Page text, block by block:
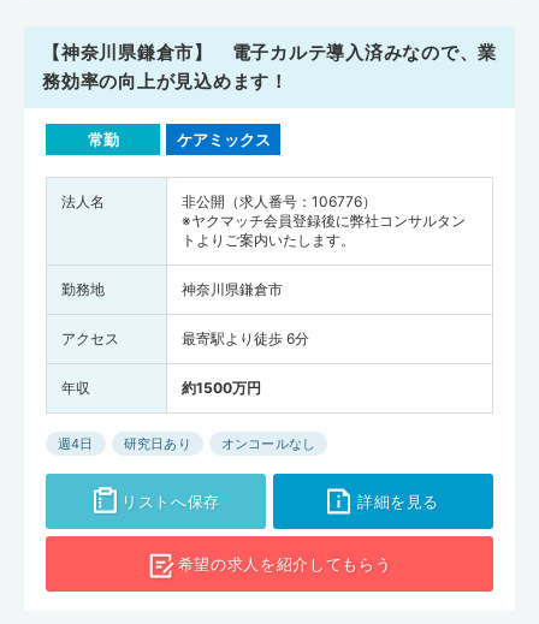
【神奈川県鎌倉市】 電子カルテ導入済みなので、業
務効率の向上が見込めます！
常勤 ケアミックス
法人名
非公開（求人番号：106776）
※ヤクマッチ会員登録後に弊社コンサルタン
トよりご案内いたします。
勤務地 神奈川県鎌倉市
アクセス 最寄駅より徒歩 6分
年収 約1500万円
週4日 研究日あり オンコールなし
リストへ保存 詳細を見る
希望の求人を紹介してもらう